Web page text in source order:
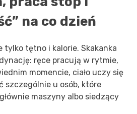
na co dzień
tylko tętno i kalorie. Skakanka
ręce pracują w rytmie,
momencie, ciało uczy się
szczególnie u osób, które
maszyny albo siedzący